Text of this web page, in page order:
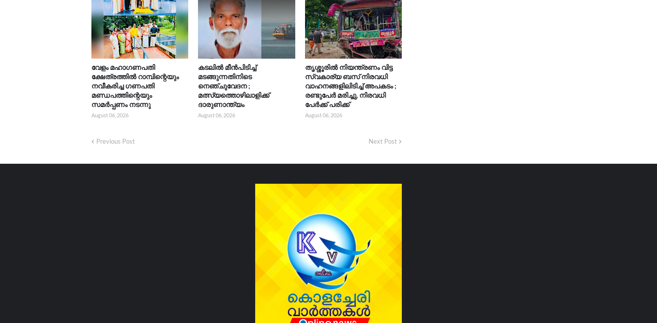
വേളം മഹാഗണപതി
ക്ഷേത്രത്തിൽ റാമ്പിന്റെയും
നവീകരിച്ച ഗണപതി
മണ്ഡപത്തിന്റെയും
സമർപ്പണം നടന്നു
August 06, 2026
കടലിൽ മീൻപിടിച്ച്
മടങ്ങുന്നതിനിടെ
നെഞ്ചുവേദന ;
മത്സ്യത്തൊഴിലാളിക്ക്
ദാരുണാന്ത്യം
August 06, 2026
തൃശ്ശൂരിൽ നിയന്ത്രണം വിട്ട
സ്വകാര്യ ബസ് നിരവധി
വാഹനങ്ങളിലിടിച്ച് അപകടം ;
രണ്ടുപേർ മരിച്ചു, നിരവധി
പേർക്ക് പരിക്ക്
August 06, 2026
Previous Post Next Post